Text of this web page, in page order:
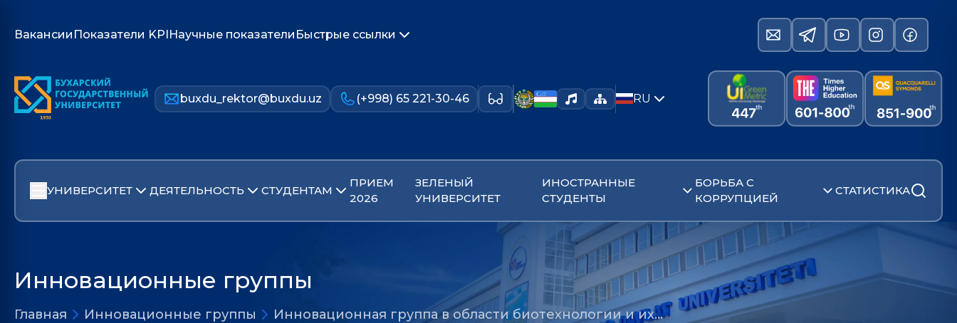
Вакансии Показатели KPIНаучные показатели Быстрые ссылки
buxdu_rektor@buxdu.uz (+998) 65 221-30-46 RU
УНИВЕРСИТЕТ ДЕЯТЕЛЬНОСТЬ СТУДЕНТАМ
ПРИЕМ
2026
ЗЕЛЕНЫЙ
УНИВЕРСИТЕТ
ИНОСТРАННЫЕ
СТУДЕНТЫ
БОРЬБА С
КОРРУПЦИЕЙ
СТАТИСТИКА
Инновационные группы
Главная Инновационные группы Инновационная группа в области биотехнологии и их…